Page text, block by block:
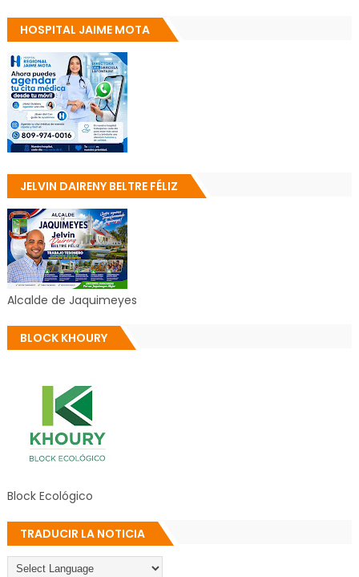
HOSPITAL JAIME MOTA
JELVIN DAIRENY BELTRE FÉLIZ
Alcalde de Jaquimeyes
BLOCK KHOURY
Block Ecológico
TRADUCIR LA NOTICIA